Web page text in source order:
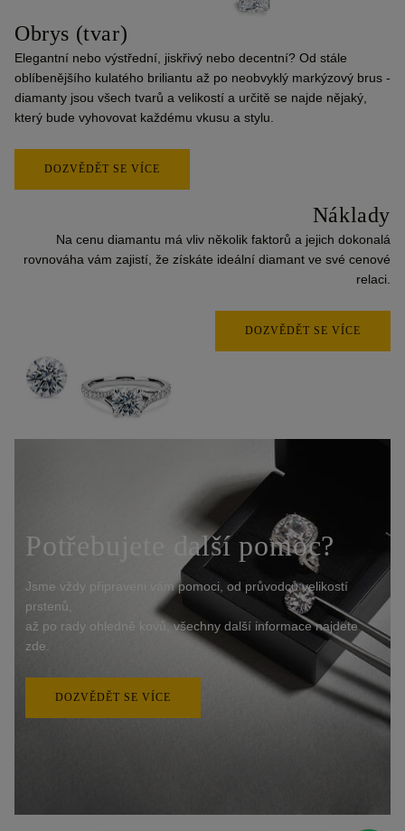
Obrys (tvar)
Elegantní nebo výstřední, jiskřivý nebo decentní? Od stále
oblíbenějšího kulatého briliantu až po neobvyklý markýzový brus -
diamanty jsou všech tvarů a velikostí a určitě se najde nějaký,
který bude vyhovovat každému vkusu a stylu.
DOZVĚDĚT SE VÍCE
Náklady
Na cenu diamantu má vliv několik faktorů a jejich dokonalá
rovnováha vám zajistí, že získáte ideální diamant ve své cenové
relaci.
DOZVĚDĚT SE VÍCE
Potřebujete další pomoc?
Jsme vždy připraveni vám pomoci, od průvodců velikostí
prstenů,
až po rady ohledně kovů, všechny další informace najdete
zde.
DOZVĚDĚT SE VÍCE